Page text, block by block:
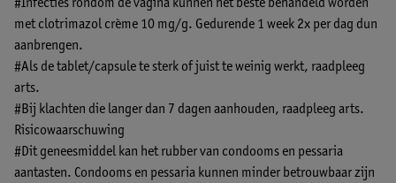
#Infecties rondom de vagina kunnen het beste behandeld worden
met clotrimazol crème 10 mg/g. Gedurende 1 week 2x per dag dun
aanbrengen.
#Als de tablet/capsule te sterk of juist te weinig werkt, raadpleeg
arts.
#Bij klachten die langer dan 7 dagen aanhouden, raadpleeg arts.
Risicowaarschuwing
#Dit geneesmiddel kan het rubber van condooms en pessaria
aantasten. Condooms en pessaria kunnen minder betrouwbaar zijn